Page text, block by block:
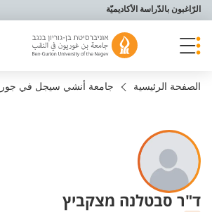
תפריט נגישות
الرّاغبون بالدّراسة الأكاديميّة
الصفحة الرئيسية جامعة أنشي سيجل في
ד"ר סבטלנה מצקביץ